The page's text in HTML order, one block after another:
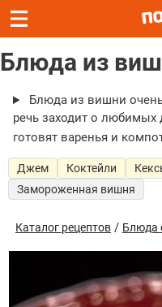
Блюда из
Блюда из вишни
речь заходит о любимых
готовят варенья и
Джем Коктейли
Замороженная вишня
Каталог рецептов / Блюда